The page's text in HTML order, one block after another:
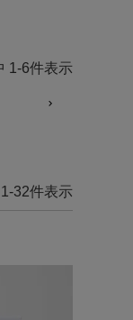
1 -6件表示
1 -32件表示